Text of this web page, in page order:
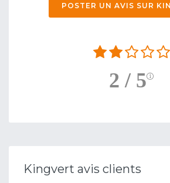
POSTER UN AVIS SUR
2 / 5
Kingvert avis clients